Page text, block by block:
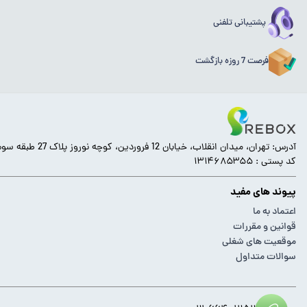
پشتیبانی تلفنی
فرصت 7 روزه بازگشت
آدرس: تهران، میدان انقلاب، خیابان 12 فروردین، کوچه نوروز پلاک 27 طبقه سوم.
کد پستی : ۱۳۱۴۶۸۵۳۵۵
پیوند های مفید
اعتماد به ما
قوانین و مقررات
موقعیت های شغلی
سوالات متداول